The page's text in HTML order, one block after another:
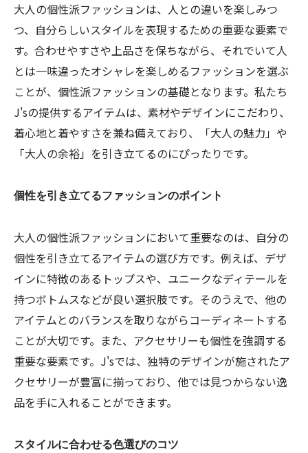
大人の個性派ファッションは、人との違いを楽しみつ
つ、自分らしいスタイルを表現するための重要な要素で
す。合わせやすさや上品さを保ちながら、それでいて人
とは一味違ったオシャレを楽しめるファッションを選ぶ
ことが、個性派ファッションの基礎となります。私たち
J'sの提供するアイテムは、素材やデザインにこだわり、
着心地と着やすさを兼ね備えており、「大人の魅力」や
「大人の余裕」を引き立てるのにぴったりです。
個性を引き立てるファッションのポイント
大人の個性派ファッションにおいて重要なのは、自分の
個性を引き立てるアイテムの選び方です。例えば、デザ
インに特徴のあるトップスや、ユニークなディテールを
持つボトムスなどが良い選択肢です。そのうえで、他の
アイテムとのバランスを取りながらコーディネートする
ことが大切です。また、アクセサリーも個性を強調する
重要な要素です。J'sでは、独特のデザインが施されたア
クセサリーが豊富に揃っており、他では見つからない逸
品を手に入れることができます。
スタイルに合わせる色選びのコツ